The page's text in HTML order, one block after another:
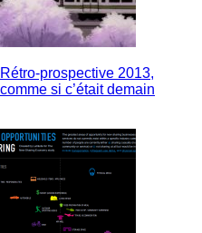
Rétro-prospective 2013,
comme si c’était demain